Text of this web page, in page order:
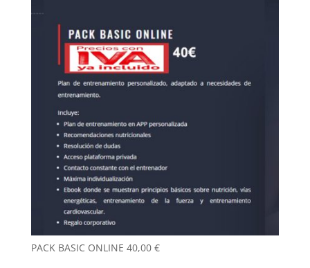
PACK BASIC ONLINE 40,00 €